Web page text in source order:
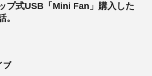
プ式USB「Mini Fan」購入した
。
ブ